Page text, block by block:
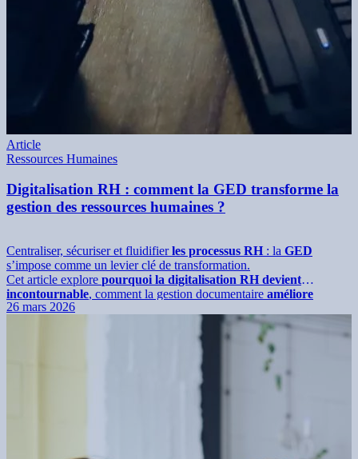
Article
Ressources Humaines
Digitalisation RH : comment la GED transforme la
gestion des ressources humaines ?
Centraliser, sécuriser et fluidifierles processus RH : la GED
s’impose comme un levier clé de transformation.
Cet article explore pourquoi la digitalisation RH devient
incontournable, comment la gestion documentaire améliore
l’efficacitéet l’expérience collaborateur, et
pour déployer une solution performante et adaptée à votre
26 mars 2026